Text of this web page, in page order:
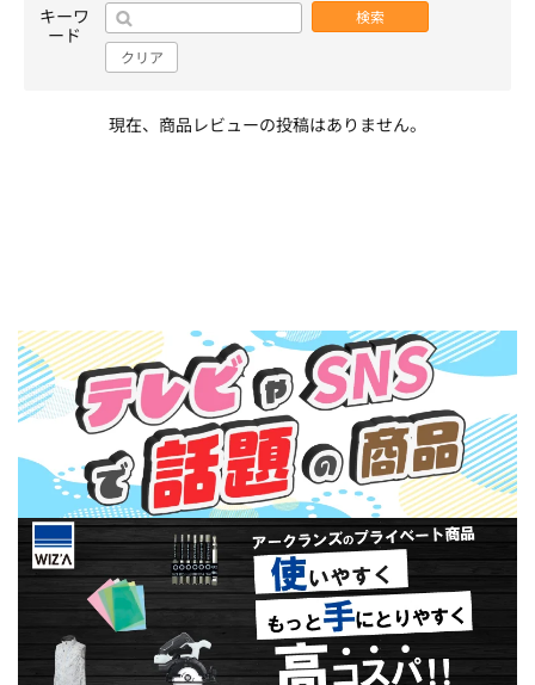
キーワ
ード
検索
クリア
現在、商品レビューの投稿はありません。